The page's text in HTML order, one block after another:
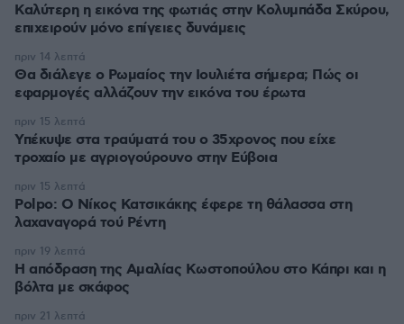
Καλύτερη η εικόνα της φωτιάς στην Κολυμπάδα Σκύρου,
επιχειρούν μόνο επίγειες δυνάμεις
Θα διάλεγε ο Ρωμαίος την Ιουλιέτα σήμερα; Πώς οι
εφαρμογές αλλάζουν την εικόνα του έρωτα
πριν 14 λεπτά
Υπέκυψε στα τραύματά του ο 35χρονος που είχε
τροχαίο με αγριογούρουνο στην Εύβοια
πριν 15 λεπτά
Polpo: O Νίκος Κατσικάκης έφερε τη θάλασσα στη
λαχαναγορά τού Ρέντη
πριν 15 λεπτά
Η απόδραση της Αμαλίας Κωστοπούλου στο Κάπρι και η
βόλτα με σκάφος
πριν 19 λεπτά
πριν 21 λεπτά